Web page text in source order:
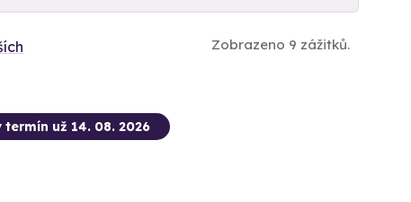
Zobrazeno 9 zážitků.
termín už 14. 08. 2026